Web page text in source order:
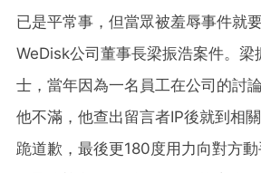
已是平常事，但當眾被羞辱事件就
WeDisk公司董事長梁振浩案件。梁
士，當年因為一名員工在公司的討
他不滿，他查出留言者IP後就到相
跪道歉，最後更180度用力向對方